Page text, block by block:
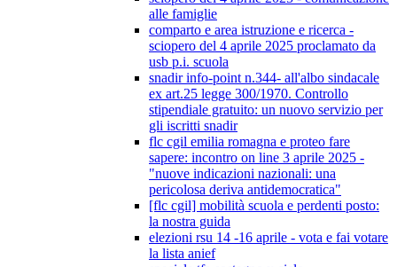
alle famiglie
comparto e area istruzione e ricerca -
sciopero del 4 aprile 2025 proclamato da
usb p.i. scuola
snadir info-point n.344- all'albo sindacale
ex art.25 legge 300/1970. Controllo
stipendiale gratuito: un nuovo servizio per
gli iscritti snadir
flc cgil emilia romagna e proteo fare
sapere: incontro on line 3 aprile 2025 -
"nuove indicazioni nazionali: una
pericolosa deriva antidemocratica"
[flc cgil] mobilità scuola e perdenti posto:
la nostra guida
elezioni rsu 14 -16 aprile - vota e fai votare
la lista anief